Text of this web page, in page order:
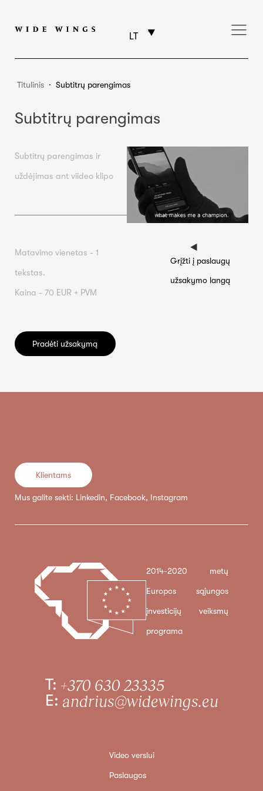
LT
Titulinis ⸱ Subtitrų parengimas
Subtitrų parengimas
Subtitrų parengimas ir
uždėjimas ant viideo klipo
Matavimo vienetas - 1
tekstas.
Kaina - 70 EUR + PVM
Pradėti užsakymą
Grįžti į paslaugų
užsakymo langą
Klientams
Mus galite sekti: Linkedin, Facebook, Instagram
2014-2020 metų
Europos sąjungos
įnvesticijų veiksmų
programa
T: +370 630 23335
E: andrius@widewings.eu
Video verslui
Paslaugos